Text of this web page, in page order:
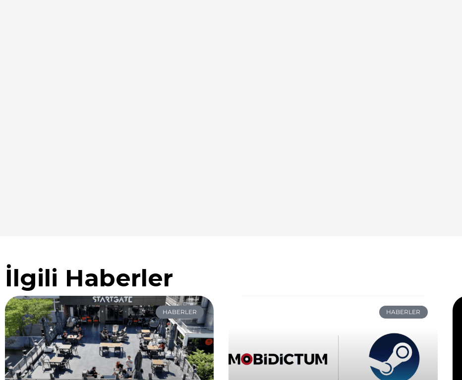
İlgili Haberler
HABERLER HABERLER